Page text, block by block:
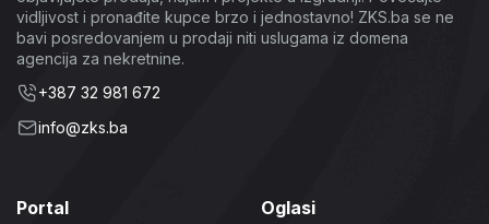
vidljivost i pronađite kupce brzo i jednostavno! ZKS.ba se ne
bavi posredovanjem u prodaji niti uslugama iz domena
agencija za nekretnine.
+387 32 981 672
info@zks.ba
Portal Oglasi